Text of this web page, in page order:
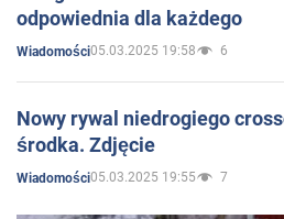
odpowiednia dla każdego
Wiadomości05.03.2025 19:58 6
Nowy rywal niedrogiego
środka. Zdjęcie
Wiadomości05.03.2025 19:55 7